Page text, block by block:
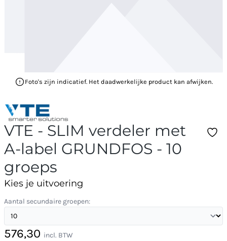
Foto's zijn indicatief. Het daadwerkelijke product kan afwijken.
VTE - SLIM verdeler met
A-label GRUNDFOS - 10
groeps
Kies je uitvoering
Aantal secundaire groepen:
576,30 incl. BTW